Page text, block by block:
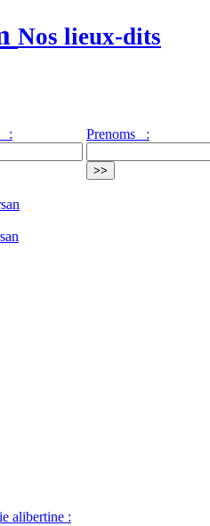
Nos lieux-dits
: Prenoms :
alibertine :